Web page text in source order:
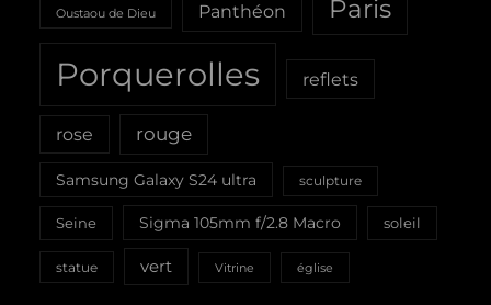
Oustaou de Dieu Panthéon Paris
Porquerolles reflets
rose rouge
Samsung Galaxy S24 ultra sculpture
Seine Sigma 105mm f/2.8 Macro soleil
statue vert Vitrine église